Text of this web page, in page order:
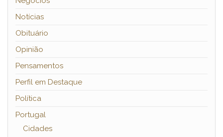
Notícias
Obituário
Opinião
Pensamentos
Perfil em Destaque
Política
Portugal
Cidades